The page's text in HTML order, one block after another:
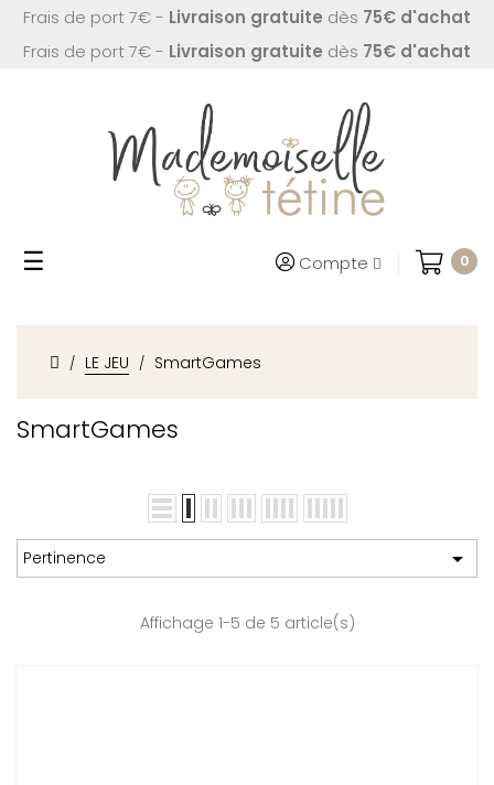
Frais de port 7€ - Livraison gratuite dès 75€ d'achat
Frais de port 7€ - Livraison gratuite dès 75€ d'achat
Basculer
☰ Compte 0
LE JEU SmartGames
SmartGames
Pertinence 
Affichage 1-5 de 5 article(s)